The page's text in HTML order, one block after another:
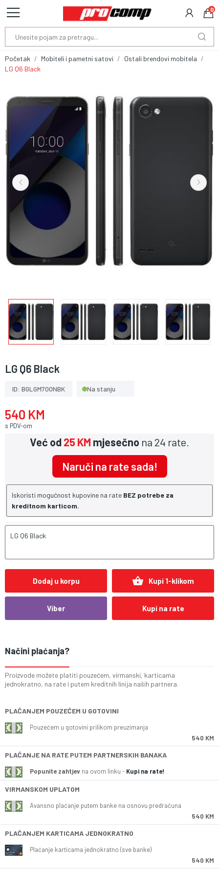
0
Početak Mobiteli i pametni satovi
Ostali brendovi mobitela
LG Q6 Black
LG Q6 Black
ID: BGLGM700NBK Na stanju
540 KM
s PDV-om
Već od25 KM mjesečno na 24 rate.
Naruči na rate sada!
Iskoristi mogućnost kupovine na rate BEZ potrebe za
kreditnom karticom.
LG Q6 Black
Dodaj u korpu shopping_basket Kupi 1-klikom
Viber Kupi na rate
Načini plaćanja?
Proizvode možete platiti pouzećem, virmanski, karticama
jednokratno, na rate i putem kreditnih linija naših partnera.
PLAĆANJEM POUZEĆEM U GOTOVINI
Pouzećem u gotovini prilikom preuzimanja
540 KM
PLAĆANJE NA RATE PUTEM PARTNERSKIH BANAKA
Popunite zahtjev na ovom linku - Kupi na rate!
VIRMANSKOM UPLATOM
Avansno plaćanje putem banke na osnovu predračuna
540 KM
PLAĆANJEM KARTICAMA JEDNOKRATNO
Plaćanje karticama jednokratno (sve banke)
540 KM